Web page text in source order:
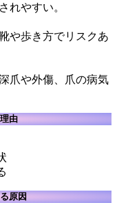
やすい。
や歩き方でリスクあ
爪や外傷、爪の病気
由
原因